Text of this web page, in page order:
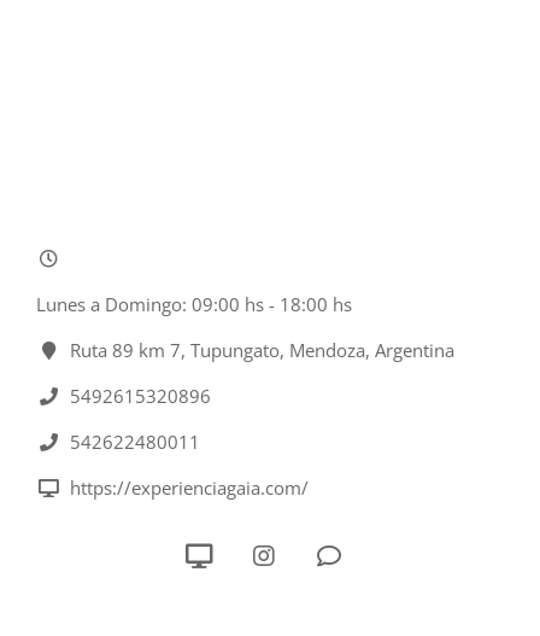
Lunes a Domingo: 09:00 hs - 18:00 hs
Ruta 89 km 7, Tupungato, Mendoza, Argentina
5492615320896
542622480011
https://experienciagaia.com/